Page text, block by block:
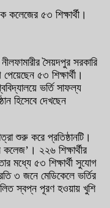
কলেজের ৫৩ শিক্ষার্থী।
সৈয়দপুর সরকারি
৫৩ শিক্ষার্থী।
ভর্তি সাফল্য
হিসেবে দেখছেন
শুরু করে প্রতিষ্ঠানটি।
২২৬ শিক্ষার্থীর
মধ্যে ৫৩ শিক্ষার্থী সুযোগ
৩ জনে মেডিকেলে ভর্তির
স্বপ্ন পূরণ হওয়ায় খুশি